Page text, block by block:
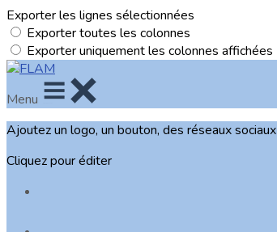
Exporter les lignes sélectionnées
Exporter toutes les colonnes
Exporter uniquement les colonnes affichées
Menu
Ajoutez un logo, un bouton, des réseaux sociaux
Cliquez pour éditer